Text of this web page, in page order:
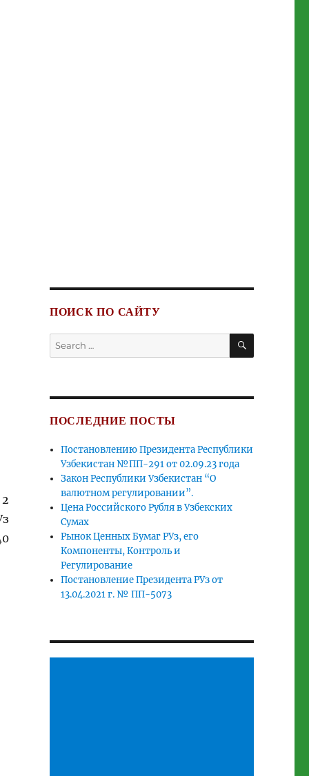
ПОИСК ПО САЙТУ
Search
for:
SEARCH
ПОСЛЕДНИЕ ПОСТЫ
Постановлению Президента Республики
Узбекистан №ПП-291 от 02.09.23 года
Закон Республики Узбекистан “О
валютном регулировании”.
Цена Российского Рубля в Узбекских
Сумах
Рынок Ценных Бумаг РУз, его
Компоненты, Контроль и
Регулирование
Постановление Президента РУз от
13.04.2021 г. № ПП-5073